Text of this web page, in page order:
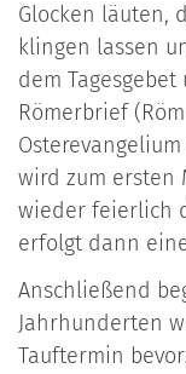
Glocken läuten,
klingen lassen
dem
Römerbrief
wird zum ersten
wieder feierlich
erfolgt dann
Anschließend
Jahrhunderten
Tauftermin